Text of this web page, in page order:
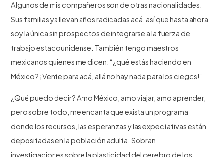
Algunos de mis compañeros son de otras nacionalidades.
Sus familias ya llevan años radicadas acá, así que hasta ahora
soy la única sin prospectos de integrarse a la fuerza de
trabajo estadounidense. También tengo maestros
mexicanos quienes me dicen: “¿qué estás haciendo en
México? ¡Vente para acá, allá no hay nada para los ciegos!”
¿Qué puedo decir? Amo México, amo viajar, amo aprender,
pero sobre todo, me encanta que exista un programa
donde los recursos, las esperanzas y las expectativas están
depositadas en la población adulta. Sobran
investigaciones sobre la plasticidad del cerebro de los